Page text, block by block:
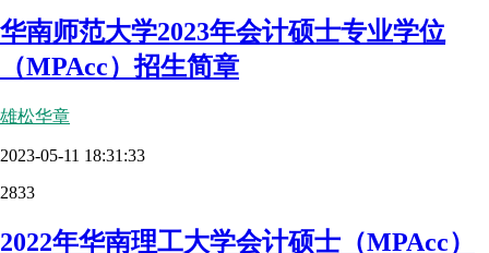
华南师范大学2023年会计硕士专业学位
（MPAcc）招生简章
雄松华章
2023-05-11 18:31:33
2833
2022年华南理工大学会计硕士（MPAcc）